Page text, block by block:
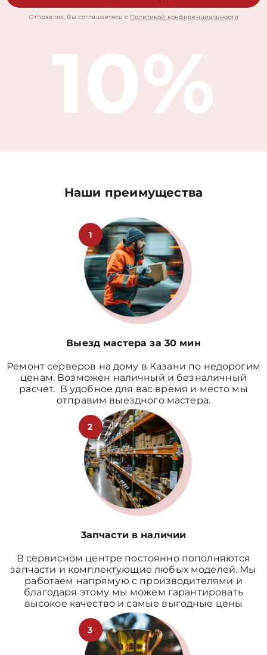
Отправляя, Вы соглашаетесь с Политикой конфиденциальности
Наши преимущества
1
Выезд мастера за 30 мин
Ремонт серверов на дому в Казани по недорогим
ценам. Возможен наличный и безналичный
расчет. В удобное для вас время и место мы
отправим выездного мастера.
2
3апчасти в наличии
В сервисном центре постоянно пополняются
запчасти и комплектующие любых моделей. Мы
работаем напрямую с производителями и
благодаря этому мы можем гарантировать
высокое качество и самые выгодные цены
3